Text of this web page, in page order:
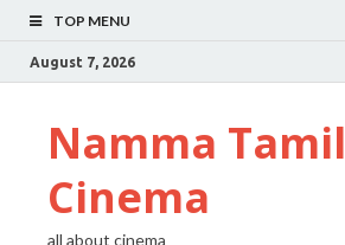
TOP MENU
August 7, 2026
Namma Tamil
Cinema
all about cinema